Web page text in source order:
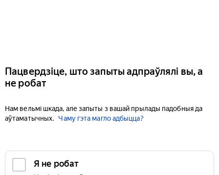
Пацвердзіце, што запыты адпраўлялі вы, а
не робат
Нам вельмі шкада, але запыты з вашай прылады падобныя да
аўтаматычных.
Чаму гэта магло адбыцца?
Я не робат